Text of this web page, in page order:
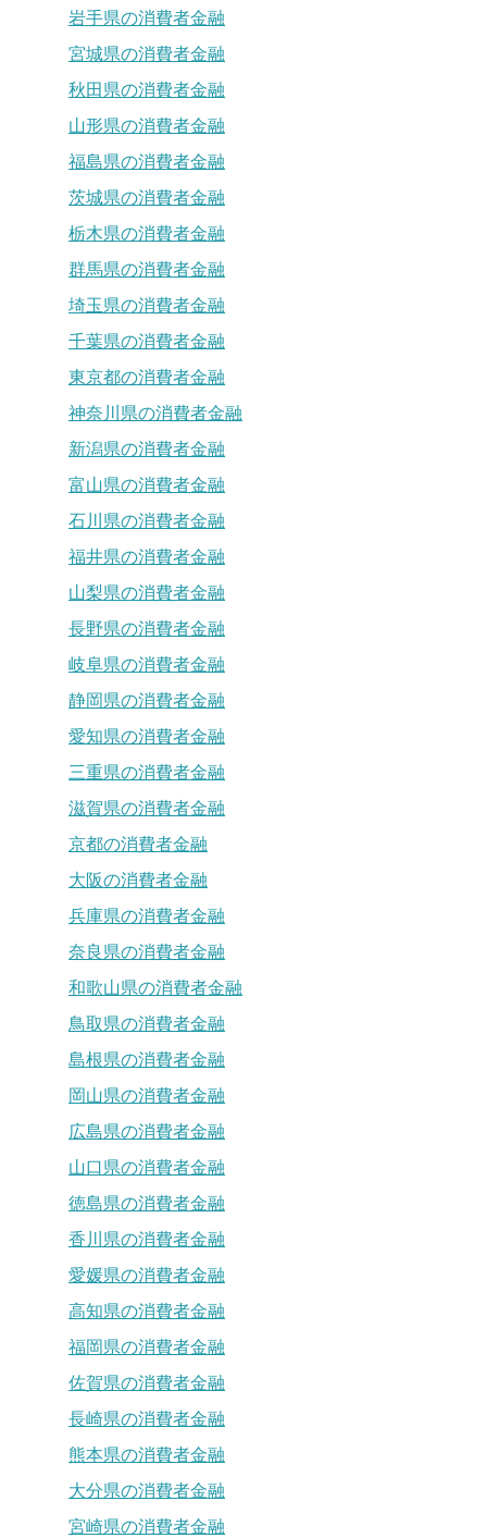
岩手県の消費者金融
宮城県の消費者金融
秋田県の消費者金融
山形県の消費者金融
福島県の消費者金融
茨城県の消費者金融
栃木県の消費者金融
群馬県の消費者金融
埼玉県の消費者金融
千葉県の消費者金融
東京都の消費者金融
神奈川県の消費者金融
新潟県の消費者金融
富山県の消費者金融
石川県の消費者金融
福井県の消費者金融
山梨県の消費者金融
長野県の消費者金融
岐阜県の消費者金融
静岡県の消費者金融
愛知県の消費者金融
三重県の消費者金融
滋賀県の消費者金融
京都の消費者金融
大阪の消費者金融
兵庫県の消費者金融
奈良県の消費者金融
和歌山県の消費者金融
鳥取県の消費者金融
島根県の消費者金融
岡山県の消費者金融
広島県の消費者金融
山口県の消費者金融
徳島県の消費者金融
香川県の消費者金融
愛媛県の消費者金融
高知県の消費者金融
福岡県の消費者金融
佐賀県の消費者金融
長崎県の消費者金融
熊本県の消費者金融
大分県の消費者金融
宮崎県の消費者金融